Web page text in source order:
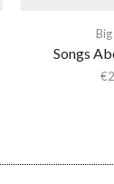
Songs
€